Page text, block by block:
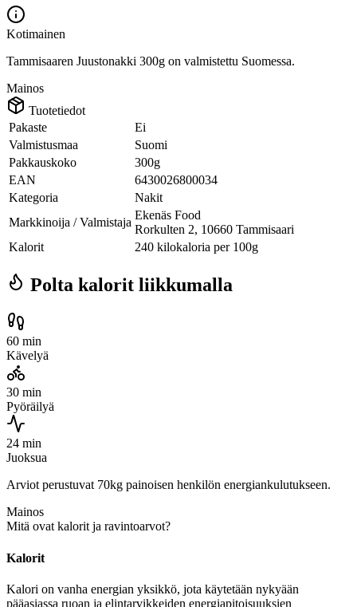
Kotimainen
Tammisaaren Juustonakki 300g on valmistettu Suomessa.
Mainos
Tuotetiedot
Pakaste
Ei
Valmistusmaa
Suomi
Pakkauskoko
300g
EAN
6430026800034
Kategoria
Nakit
Markkinoija / Valmistaja
Ekenäs Food
Rorkulten 2, 10660 Tammisaari
Kalorit
240 kilokaloria per 100g
Polta kalorit liikkumalla
60 min
Kävelyä
30 min
Pyöräilyä
24 min
Juoksua
Arviot perustuvat 70kg painoisen henkilön energiankulutukseen.
Mainos
Mitä ovat kalorit ja ravintoarvot?
Kalorit
Kalori on vanha energian yksikkö, jota käytetään nykyään
pääasiassa ruoan ja elintarvikkeiden energiapitoisuuksien